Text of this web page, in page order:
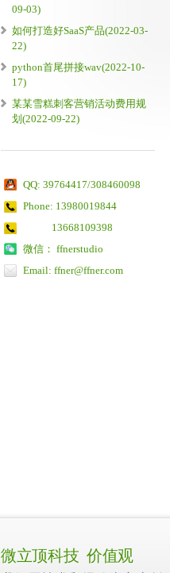
09-03)
如何打造好SaaS产品(2022-03-
22)
python首尾拼接wav(2022-10-
17)
某某雪糕刺客营销活动费用规
划(2022-09-22)
QQ: 39764417/308460098
Phone: 13980019844
13668109398
微信： ffnerstudio
Email: ffner@ffner.com
微立顶科技 价值观